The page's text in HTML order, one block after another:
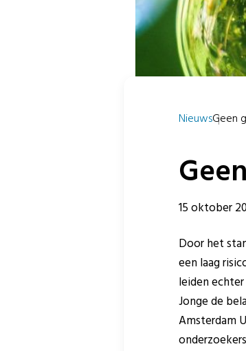
NieuwsGeen
15 oktober
Door het
een laag
leiden
Jonge de
Amsterdam